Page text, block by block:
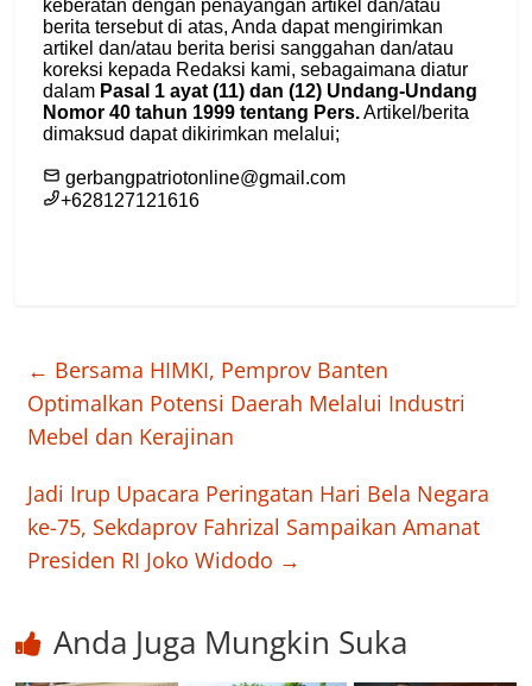
← Bersama HIMKI, Pemprov Banten
Optimalkan Potensi Daerah Melalui Industri
Mebel dan Kerajinan
Jadi Irup Upacara Peringatan Hari Bela Negara
ke-75, Sekdaprov Fahrizal Sampaikan Amanat
Presiden RI Joko Widodo →
Anda Juga Mungkin Suka